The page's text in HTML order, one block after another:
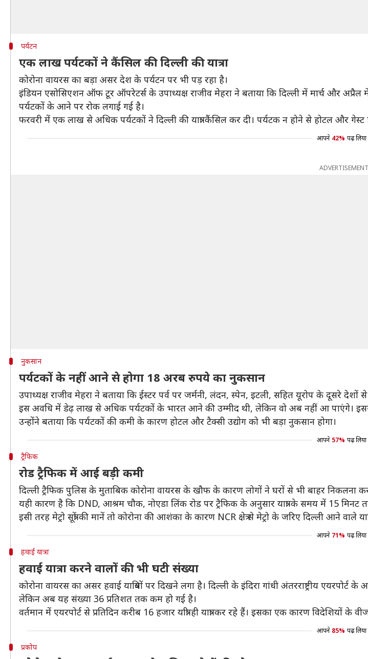
पर्यटन
एक लाख पर्यटकों ने कैंसिल की दिल्ली की यात्रा
कोरोना वायरस का बड़ा असर देश के पर्यटन पर भी पड़ रहा है।
इंडियन एसोसिएशन ऑफ टूर ऑपरेटर्स के उपाध्यक्ष राजीव मेहरा ने बताया कि दिल्ली में मार्च और
पर्यटकों के आने पर रोक लगाई गई है।
फरवरी में एक लाख से अधिक पर्यटकों ने दिल्ली की यात्रा कैंसिल कर दी। पर्यटक न होने से होटल और
आपने 42% पढ़
ADVERTISEMENT
नुकसान
पर्यटकों के नहीं आने से होगा 18 अरब रुपये का नुकसान
उपाध्यक्ष राजीव मेहरा ने बताया कि ईस्टर पर्व पर जर्मनी, लंदन, स्पेन, इटली, सहित यूरोप के दूसरे
इस अवधि में डेढ़ लाख से अधिक पर्यटकों के भारत आने की उम्मीद थी, लेकिन वो अब नहीं आ पाएंगे।
उन्होंने बताया कि पर्यटकों की कमी के कारण होटल और टैक्सी उद्योग को भी बड़ा नुकसान होगा।
आपने 57% पढ़
ट्रैफिक
रोड ट्रैफिक में आई बड़ी कमी
दिल्ली ट्रैफिक पुलिस के मुताबिक कोरोना वायरस के खौफ के कारण लोगों ने घरों से भी बाहर निकलना
यही कारण है कि DND, आश्रम चौक, नोएडा लिंक रोड पर ट्रैफिक के अनुसार यात्रा के समय में 15 मिनट
इसी तरह मेट्रो सूत्रों की मानें तो कोरोना की आशंका के कारण NCR क्षेत्र से मेट्रो के जरिए दिल्ली आने वाले
आपने 71% पढ़
हवाई यात्रा
हवाई यात्रा करने वालों की भी घटी संख्या
कोरोना वायरस का असर हवाई यात्रियों पर दिखने लगा है। दिल्ली के इंदिरा गांधी अंतरराष्ट्रीय एयरपोर्ट
लेकिन अब यह संख्या 36 प्रतिशत तक कम हो गई है।
वर्तमान में एयरपोर्ट से प्रतिदिन करीब 16 हजार यात्री ही यात्रा कर रहे हैं। इसका एक कारण विदेशियों
आपने 85% पढ़
प्रकोप